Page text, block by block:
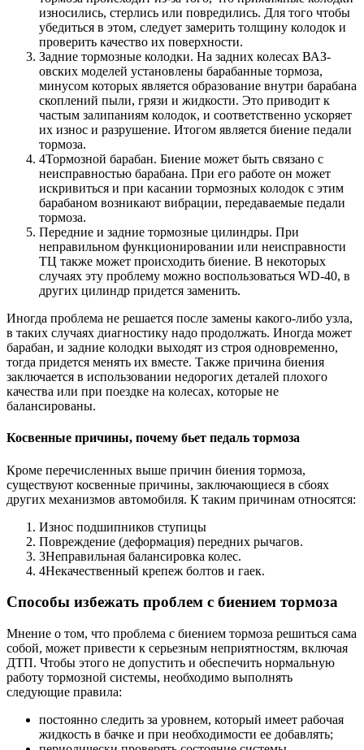
износились, стерлись или повредились. Для того чтобы
убедиться в этом, следует замерить толщину колодок и
проверить качество их поверхности.
Задние тормозные колодки. На задних колесах ВАЗ-
овских моделей установлены барабанные тормоза,
минусом которых является образование внутри барабана
скоплений пыли, грязи и жидкости. Это приводит к
частым залипаниям колодок, и соответственно ускоряет
их износ и разрушение. Итогом является биение педали
тормоза.
4Тормозной барабан. Биение может быть связано с
неисправностью барабана. При его работе он может
искривиться и при касании тормозных колодок с этим
барабаном возникают вибрации, передаваемые педали
тормоза.
Передние и задние тормозные цилиндры. При
неправильном функционировании или неисправности
ТЦ также может происходить биение. В некоторых
случаях эту проблему можно воспользоваться WD-40, в
других цилиндр придется заменить.
Иногда проблема не решается после замены какого-либо узла,
в таких случаях диагностику надо продолжать. Иногда может
барабан, и задние колодки выходят из строя одновременно,
тогда придется менять их вместе. Также причина биения
заключается в использовании недорогих деталей плохого
качества или при поездке на колесах, которые не
балансированы.
Косвенные причины, почему бьет педаль тормоза
Кроме перечисленных выше причин биения тормоза,
существуют косвенные причины, заключающиеся в сбоях
других механизмов автомобиля. К таким причинам относятся:
Износ подшипников ступицы
Повреждение (деформация) передних рычагов.
3Неправильная балансировка колес.
4Некачественный крепеж болтов и гаек.
Способы избежать проблем с биением тормоза
Мнение о том, что проблема с биением тормоза решиться сама
собой, может привести к серьезным неприятностям, включая
ДТП. Чтобы этого не допустить и обеспечить нормальную
работу тормозной системы, необходимо выполнять
следующие правила:
постоянно следить за уровнем, который имеет рабочая
жидкость в бачке и при необходимости ее добавлять;